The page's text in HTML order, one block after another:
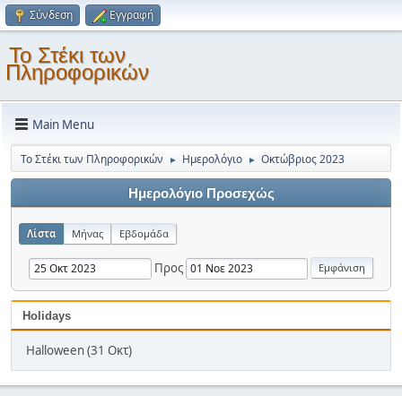
Σύνδεση Εγγραφή
Το Στέκι των
Πληροφορικών
Main Menu
Το Στέκι των Πληροφορικών ► Ημερολόγιο ► Οκτώβριος 2023
Ημερολόγιο Προσεχώς
Λίστα Μήνας Εβδομάδα
Προς
Holidays
Halloween (31 Οκτ)